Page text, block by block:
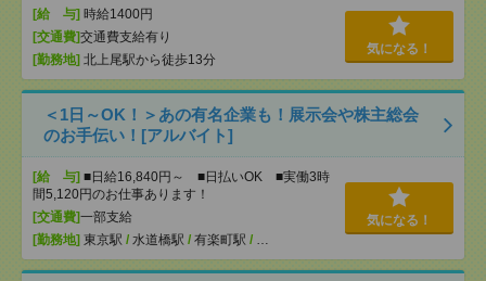
[給 与] 時給1400円
[交通費]交通費支給有り
[勤務地] 北上尾駅から徒歩13分
気になる！
＜1日～OK！＞あの有名企業も！展示会や株主総会
のお手伝い！[アルバイト]
[給 与] ■日給16,840円～ ■日払いOK ■実働3時
間5,120円のお仕事あります！
[交通費]一部支給
[勤務地] 東京駅 / 水道橋駅 / 有楽町駅 / …
気になる！